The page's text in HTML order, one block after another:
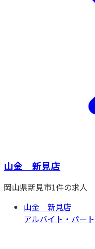
山金 新見店
岡山県新見市1件の求人
山金 新見店
アルバイト・パート